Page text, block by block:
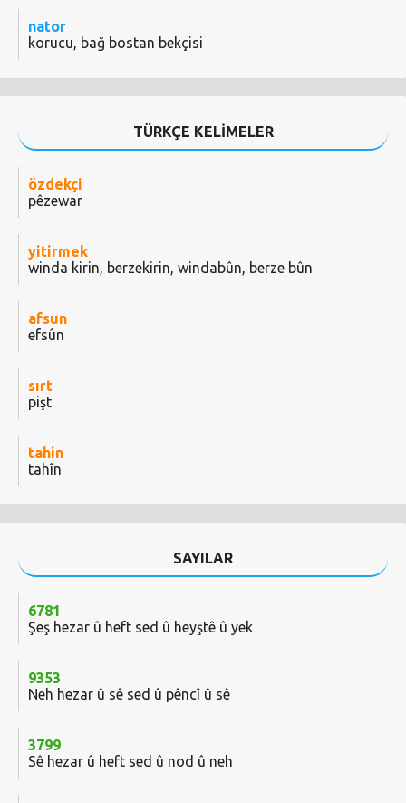
nator
korucu, bağ bostan bekçisi
TÜRKÇE KELİMELER
özdekçi
pêzewar
yitirmek
winda kirin, berzekirin, windabûn, berze bûn
afsun
efsûn
sırt
pişt
tahin
tahîn
SAYILAR
6781
Şeş hezar û heft sed û heyştê û yek
9353
Neh hezar û sê sed û pêncî û sê
3799
Sê hezar û heft sed û nod û neh